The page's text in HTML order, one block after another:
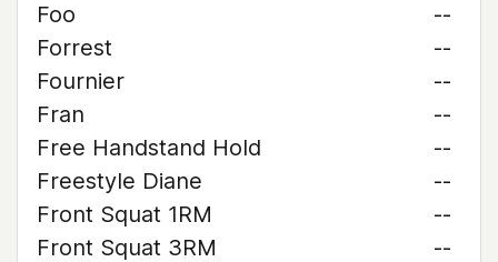
Foo
--
Forrest
--
Fournier
--
Fran
--
Free Handstand Hold
--
Freestyle Diane
--
Front Squat 1RM
--
Front Squat 3RM
--